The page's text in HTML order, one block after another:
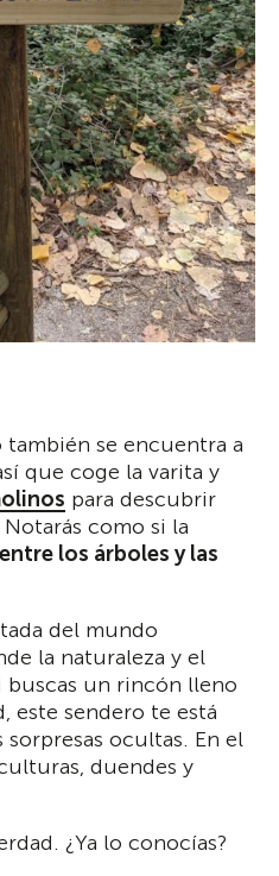
se encuentra a
que coge la varita y
para descubrir
como si la
los árboles y las
del mundo
la naturaleza y el
buscas un rincón lleno
este sendero te está
ocultas. En el
duendes y
¿Ya lo conocías?